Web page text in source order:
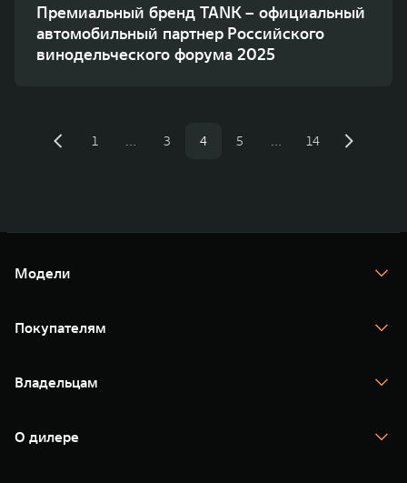
Премиальный бренд TANK – официальный
автомобильный партнер Российского
винодельческого форума 2025
1 … 3 4 5 … 14
Модели
TANK 400
TANK 500
Покупателям
Тест-драйв
TANK Финансы
Корпоративным клиентам
Зарядные станции
Владельцам
Помощь на дороге
Новые цифровые сервисы TANK
О дилере